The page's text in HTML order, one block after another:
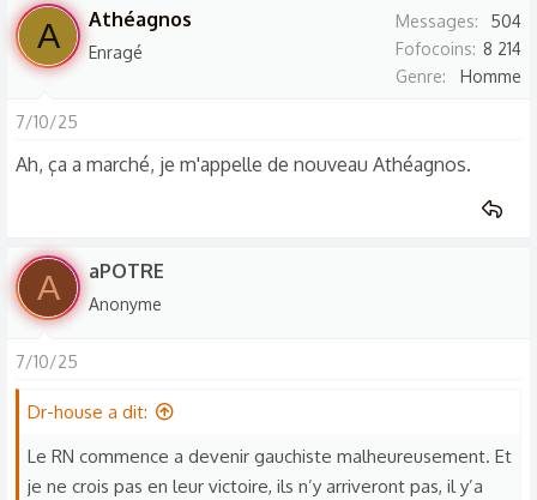
s
r
é
c
i
s
:
A Athéagnos
Enragé
Messages
504
Fofocoins 8 214
Genre
Homme
7/10/25
Ah, ça a marché, je m'appelle de nouveau Athéagnos.
A aPOTRE
Anonyme
7/10/25
Dr-house a dit:
Le RN commence a devenir gauchiste malheureusement. Et
je ne crois pas en leur victoire, ils n’y arriveront pas, il y’a